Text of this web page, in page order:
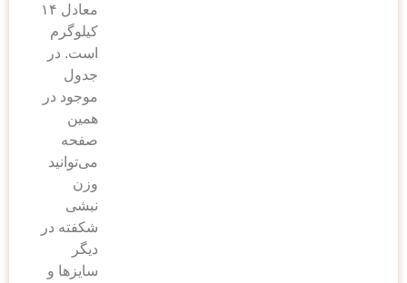
معادل ۱۴
کیلوگرم
است. در
جدول
موجود در
همین
صفحه
می‌توانید
وزن
نبشی
شکفته در
دیگر
سایزها و